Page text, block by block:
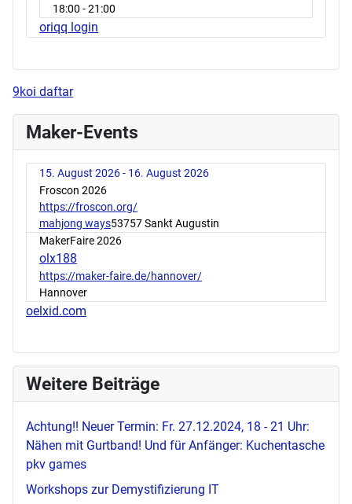
18:00 - 21:00
oriqq login
9koi daftar
Maker-Events
15. August 2026 - 16. August 2026
Froscon 2026
https://froscon.org/
mahjong ways53757 Sankt Augustin
MakerFaire 2026
olx188
https://maker-faire.de/hannover/
Hannover
oelxid.com
Weitere Beiträge
Achtung!! Neuer Termin: Fr. 27.12.2024, 18 - 21 Uhr:
Nähen mit Gurtband! Und für Anfänger: Kuchentasche
pkv games
Workshops zur Demystifizierung IT